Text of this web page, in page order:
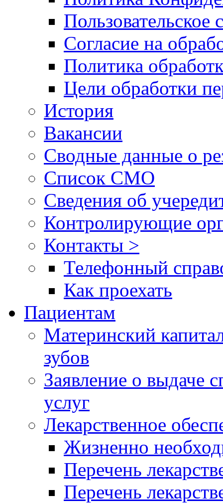
Пользовательское
Согласие на
Политика
Цели обработки
История
Вакансии
Сводные данные о
Список СМО
Сведения об
Контролирующие
Контакты >
Телефонный
Как проехать
Пациентам
Материнский
зубов
Заявление о выдаче
услуг
Лекарственное
Жизненно
Перечень
Перечень